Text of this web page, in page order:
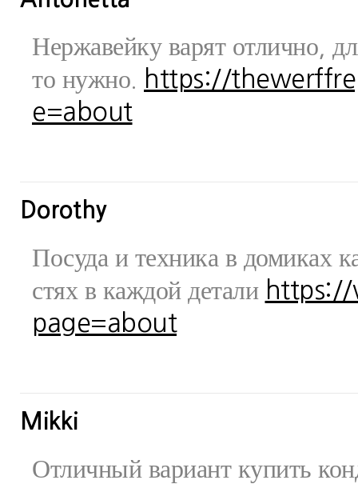
Нержавейку варят отлично,
то нужно.
https://
e=about
Dorothy
Посуда и техника в домиках
стях в каждой детали https://
page=about
Mikki
Отличный вариант купить